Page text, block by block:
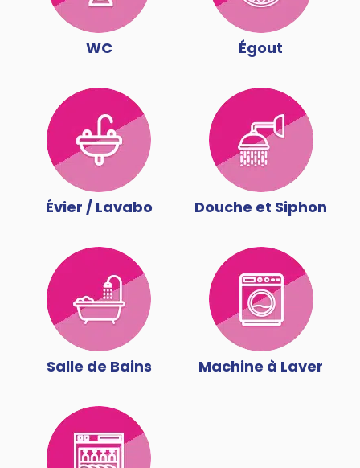
WC Égout
Évier / Lavabo Douche et Siphon
Salle de Bains Machine à Laver